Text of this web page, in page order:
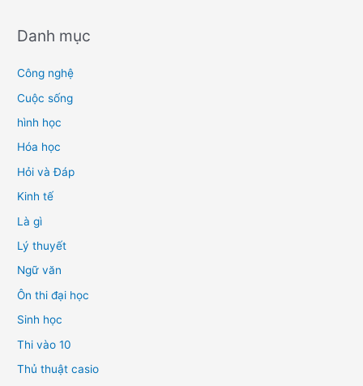
Danh mục
Công nghệ
Cuộc sống
hình học
Hóa học
Hỏi và Đáp
Kinh tế
Là gì
Lý thuyết
Ngữ văn
Ôn thi đại học
Sinh học
Thi vào 10
Thủ thuật casio